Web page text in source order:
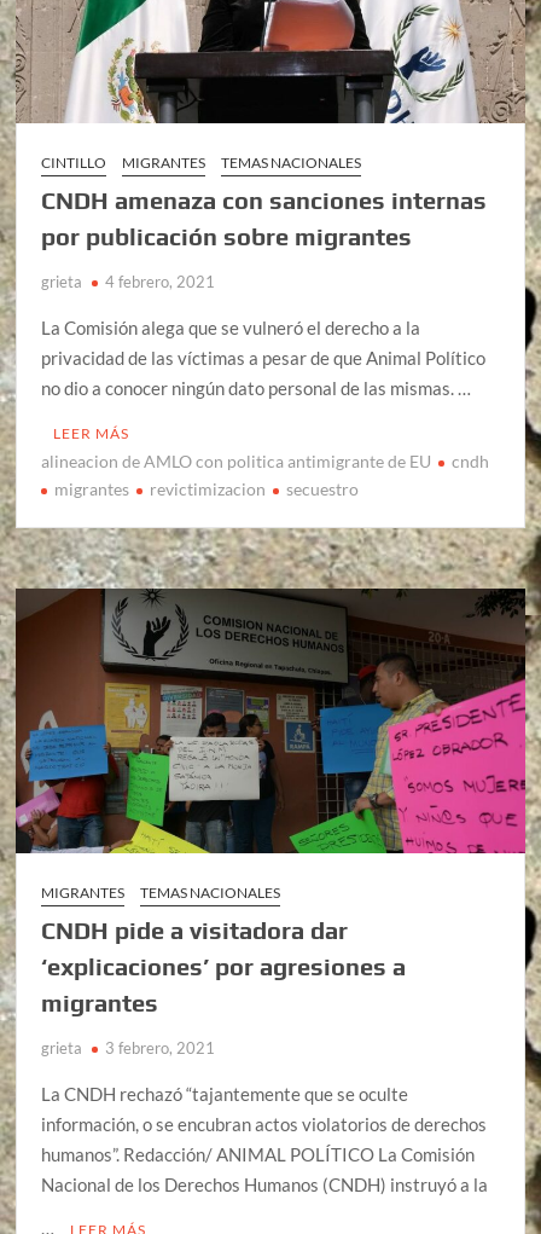
CINTILLO MIGRANTES TEMAS NACIONALES
CNDH amenaza con sanciones internas
por publicación sobre migrantes
grieta 4 febrero, 2021
La Comisión alega que se vulneró el derecho a la
privacidad de las víctimas a pesar de que Animal Político
no dio a conocer ningún dato personal de las mismas. …
LEER MÁS
alineacion de AMLO con politica antimigrante de EU
cndh
migrantes
revictimizacion secuestro
MIGRANTES TEMAS NACIONALES
CNDH pide a visitadora dar
‘explicaciones’ por agresiones a
migrantes
grieta 3 febrero, 2021
La CNDH rechazó “tajantemente que se oculte
información, o se encubran actos violatorios de derechos
humanos”. Redacción/ ANIMAL POLÍTICO La Comisión
Nacional de los Derechos Humanos (CNDH) instruyó a la
…
LEER MÁS